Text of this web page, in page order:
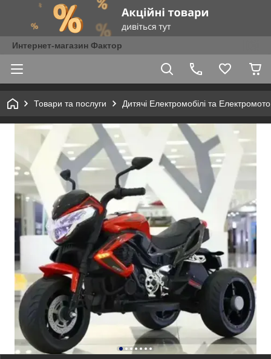
Интернет-магазин Фактор
Товари та послуги Дитячі Електромобілі та